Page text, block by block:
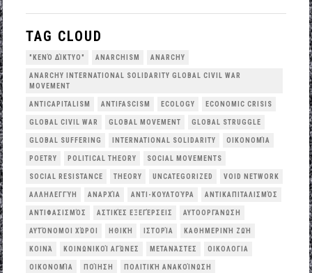
TAG CLOUD
"ΚΕΝΌ ΔΊΚΤΥΟ" ANARCHISM ANARCHY
ANARCHY INTERNATIONAL SOLIDARITY GLOBAL CIVIL WAR
MOVEMENT
ANTICAPITALISM ANTIFASCISM ECOLOGY ECONOMIC CRISIS
GLOBAL CIVIL WAR GLOBAL MOVEMENT GLOBAL STRUGGLE
GLOBAL SUFFERING INTERNATIONAL SOLIDARITY OΙΚΟΝΟΜΊΑ
POETRY POLITICAL THEORY SOCIAL MOVEMENTS
SOCIAL RESISTANCE THEORY UNCATEGORIZED VOID NETWORK
ΑΛΛΗΛΕΓΓΎΗ ΑΝΑΡΧΊΑ ΑΝΤΙ-ΚΟΥΛΤΟΎΡΑ ΑΝΤΙΚΑΠΙΤΑΛΙΣΜΌΣ
ΑΝΤΙΦΑΣΙΣΜΌΣ ΑΣΤΙΚΈΣ ΕΞΕΓΈΡΣΕΙΣ ΑΥΤΟΟΡΓΆΝΩΣΗ
ΑΥΤΌΝΟΜΟΙ ΧΏΡΟΙ ΗΘΙΚΉ ΙΣΤΟΡΊΑ ΚΑΘΗΜΕΡΙΝΉ ΖΩΉ
ΚΟΙΝΆ ΚΟΙΝΩΝΙΚΟΊ ΑΓΏΝΕΣ ΜΕΤΑΝΆΣΤΕΣ ΟΙΚΟΛΟΓΙΑ
ΟΙΚΟΝΟΜΊΑ ΠΟΊΗΣΗ ΠΟΛΙΤΙΚΉ ΑΝΑΚΟΊΝΩΣΗ